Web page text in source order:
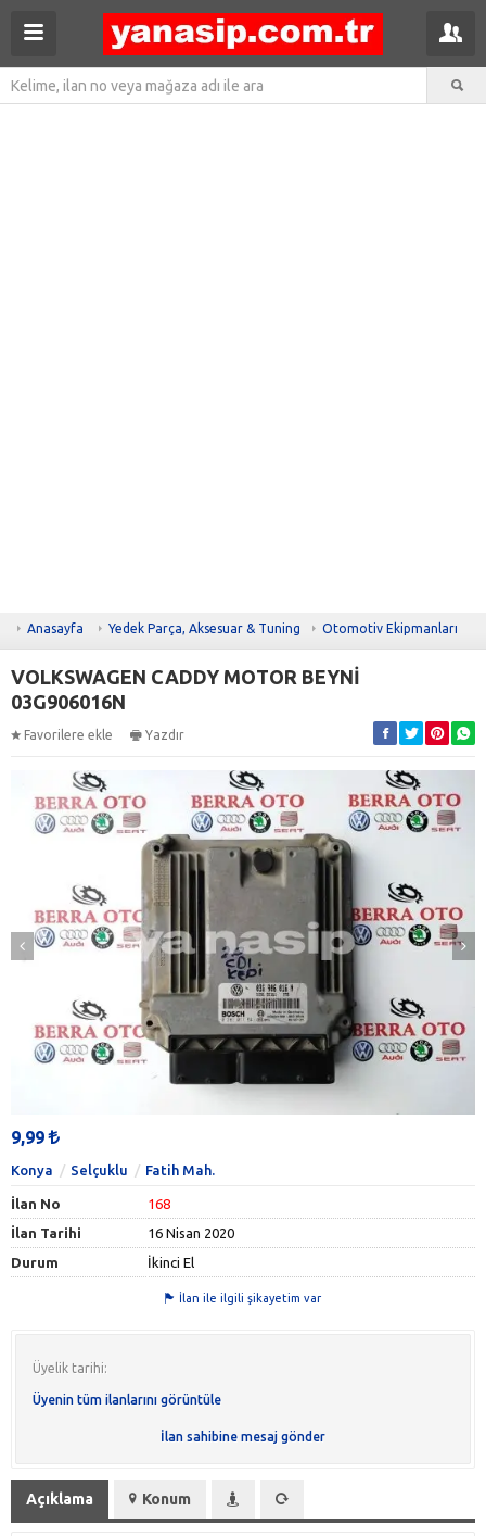
Anasayfa Yedek Parça, Aksesuar & Tuning Otomotiv Ekipmanları
VOLKSWAGEN CADDY MOTOR BEYNİ
03G906016N
Favorilere ekle Yazdır
9,99
Konya Selçuklu Fatih Mah.
İlan No
168
İlan Tarihi
16 Nisan 2020
Durum
İkinci El
İlan ile ilgili şikayetim var
Üyelik tarihi:
Üyenin tüm ilanlarını görüntüle
İlan sahibine mesaj gönder
Açıklama Konum